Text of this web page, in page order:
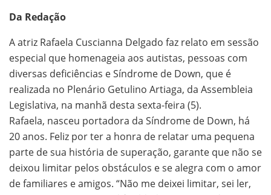
Da Redação
A atriz Rafaela Cuscianna Delgado faz relato em sessão
especial que homenageia aos autistas, pessoas com
diversas deficiências e Síndrome de Down, que é
realizada no Plenário Getulino Artiaga, da Assembleia
Legislativa, na manhã desta sexta-feira (5).
Rafaela, nasceu portadora da Síndrome de Down, há
20 anos. Feliz por ter a honra de relatar uma pequena
parte de sua história de superação, garante que não se
deixou limitar pelos obstáculos e se alegra com o amor
de familiares e amigos. “Não me deixei limitar, sei ler,